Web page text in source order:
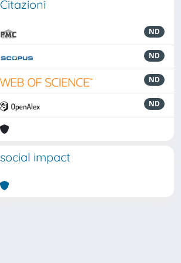
Citazioni
ND
ND
ND
ND
social impact